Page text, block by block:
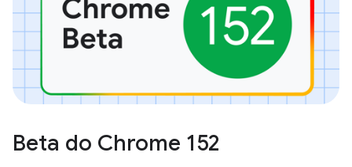
Beta do Chrome 152